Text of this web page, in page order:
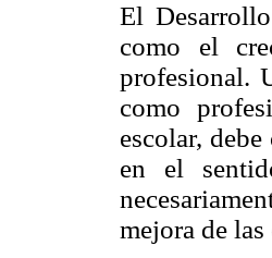
El
como el
profesional.
como
escolar,
en el
mejora de